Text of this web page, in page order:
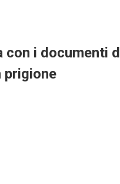
i documenti
prigione